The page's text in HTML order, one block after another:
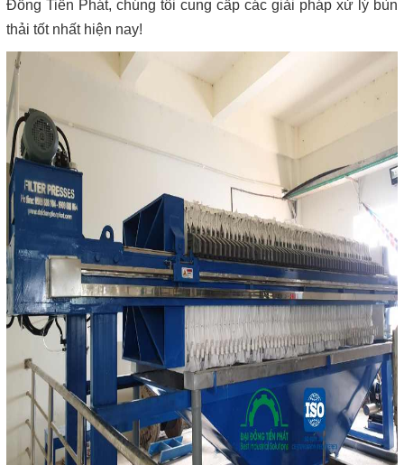
Đồng Tiến Phát, chúng tôi cung cấp các giải pháp xử lý bùn
thải tốt nhất hiện nay!